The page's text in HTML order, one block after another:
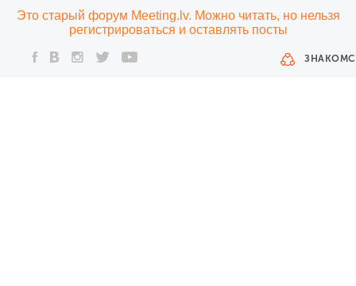
Это старый форум Meeting.lv. Можно читать, но нельзя
регистрироваться и оставлять посты